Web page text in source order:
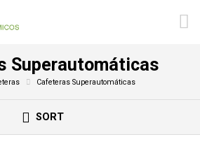
Superautomáticas
Cafeteras Superautomáticas
SORT